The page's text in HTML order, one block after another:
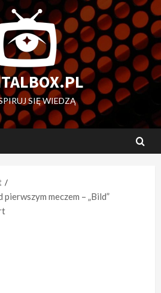
SIĘ WIEDZĄ
meczem – „Bild”